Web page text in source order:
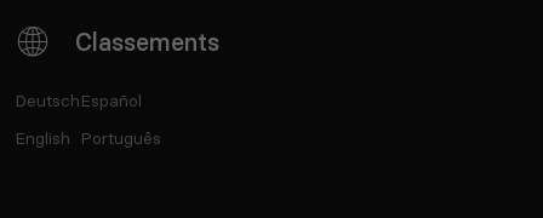
Classements
Deutsch
English
Español
Português